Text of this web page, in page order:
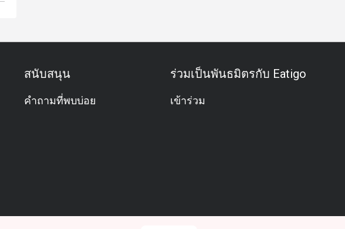
สนับสนุน
คำถามที่พบบ่อย
ร่วมเป็นพันธมิตรกับ Eatigo
เข้าร่วม